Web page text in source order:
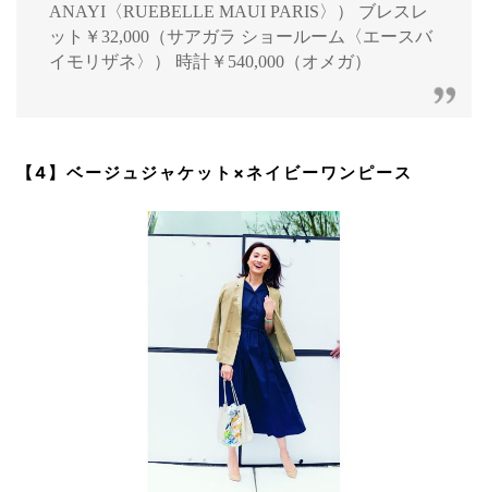
ANAYI〈RUEBELLE MAUI PARIS〉） ブレスレ
ット￥32,000（サアガラ ショールーム〈エースバ
イモリザネ〉） 時計￥540,000（オメガ）
【4】ベージュジャケット×ネイビーワンピース